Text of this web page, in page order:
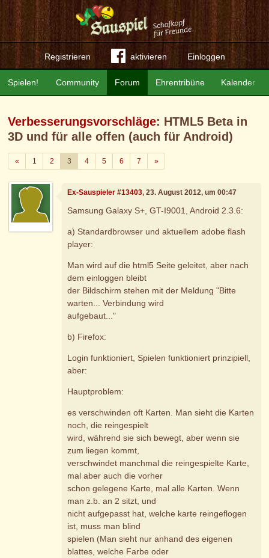
Registrieren aktivieren Einloggen
Community Forum Ehrentribüne Kalender
Spielen!
Verbesserungsvorschläge: HTML5 Beta in
3D und für alle offen (auch für Android)
«Zurück
1 2 3 4 5 6 7 »Weiter
Ex-Sauspieler #13403, 23. August 2012, um 00:47
Samsung Galaxy S+, GT-I9001, Android 2.3.6:
a) Standardbrowser und aktuellem adobe flash
player:
Man wird auf die html5 Seite geleitet, aber nach
dem einloggen bleibt
der Bildschirm stehen mit der Meldung "Bitte
warten... Verbindung wird
aufgebaut..."
b) Firefox:
Login funktioniert, Spielen funktioniert prinzipiell,
aber:
Hauptproblem:
es verschwinden oft Karten. Man sieht die Karten
noch, die reingespielt
wird, während sie sich bewegt, aber wenn sie
zum liegen kommt,
verschwindet manchmal die reingespielte Karte,
mal aber auch die vorher
schon gelegene Karte, mal alle Karten. Wenn
man z.b. an 2 sitzt, und
nicht aufgepasst hat, welche karte reingeflogen
ist, muss man blind
spielen (Man sieht nur anhand des eigenen
blattes, welche Farbe oder